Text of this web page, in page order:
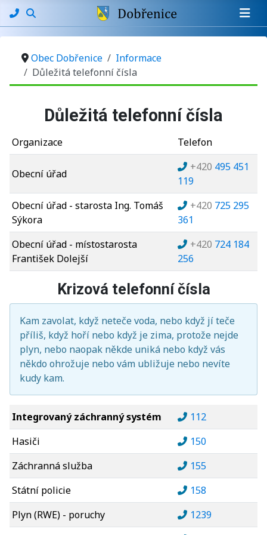
Obec Dobřenice
Informace
Důležitá telefonní čísla
Základní údaje
Důležitá telefonní čísla
Organizace Telefon
Obecní úřad
+420 495 451
119
Obecní úřad - starosta Ing. Tomáš
Sýkora
+420 725 295
361
Obecní úřad - místostarosta
František Dolejší
+420 724 184
256
Krizová telefonní čísla
Kam zavolat, když neteče voda, nebo když jí teče
příliš, když hoří nebo když je zima, protože nejde
plyn, nebo naopak někde uniká nebo když vás
někdo ohrožuje nebo vám ubližuje nebo nevíte
kudy kam.
Integrovaný záchranný systém
112
Hasiči
150
Záchranná služba
155
Státní policie
158
Plyn (RWE) - poruchy
1239